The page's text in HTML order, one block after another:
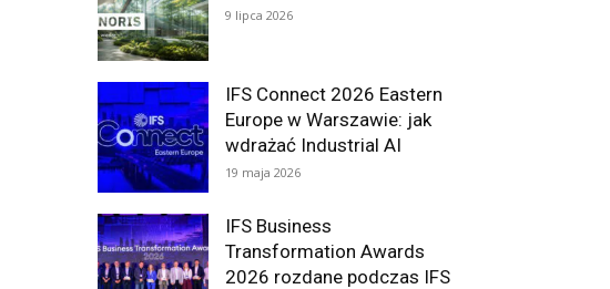
9 lipca 2026
IFS Connect 2026 Eastern
Europe w Warszawie: jak
wdrażać Industrial AI
19 maja 2026
IFS Business
Transformation Awards
2026 rozdane podczas IFS